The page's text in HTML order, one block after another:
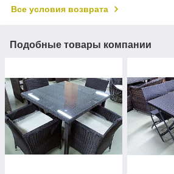
Все условия возврата
Подобные товары компании